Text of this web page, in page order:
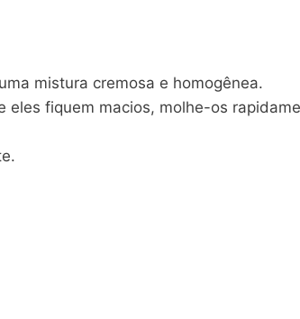
mistura cremosa e homogênea.
eles fiquem macios, molhe-os